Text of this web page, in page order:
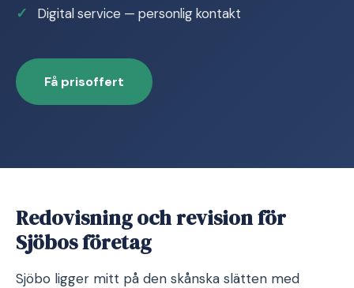
Digital service — personlig kontakt
Få prisoffert
Redovisning och revision för
Sjöbos företag
Sjöbo ligger mitt på den skånska slätten med